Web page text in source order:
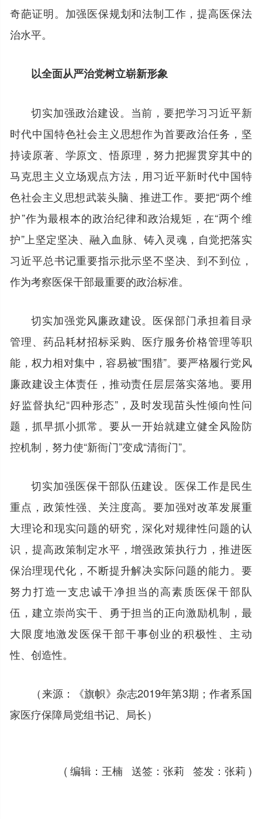
奇葩证明。加强医保规划和法制工作，提高医保法
治水平。
以全面从严治党树立崭新形象
切实加强政治建设。当前，要把学习习近平新
时代中国特色社会主义思想作为首要政治任务，坚
持读原著、学原文、悟原理，努力把握贯穿其中的
马克思主义立场观点方法，用习近平新时代中国特
色社会主义思想武装头脑、推进工作。要把“两个维
护”作为最根本的政治纪律和政治规矩，在“两个维
护”上坚定坚决、融入血脉、铸入灵魂，自觉把落实
习近平总书记重要指示批示坚不坚决、到不到位，
作为考察医保干部最重要的政治标准。
切实加强党风廉政建设。医保部门承担着目录
管理、药品耗材招标采购、医疗服务价格管理等职
能，权力相对集中，容易被“围猎”。要严格履行党风
廉政建设主体责任，推动责任层层落实落地。要用
好监督执纪“四种形态”，及时发现苗头性倾向性问
题，抓早抓小抓常。要从一开始就建立健全风险防
控机制，努力使“新衙门”变成“清衙门”。
切实加强医保干部队伍建设。医保工作是民生
重点，政策性强、关注度高。要加强对改革发展重
大理论和现实问题的研究，深化对规律性问题的认
识，提高政策制定水平，增强政策执行力，推进医
保治理现代化，不断提升解决实际问题的能力。要
努力打造一支忠诚干净担当的高素质医保干部队
伍，建立崇尚实干、勇于担当的正向激励机制，最
大限度地激发医保干部干事创业的积极性、主动
性、创造性。
（来源：《旗帜》杂志2019年第3期；作者系国
家医疗保障局党组书记、局长）
( 编辑：王楠 送签：张莉 签发：张莉 )